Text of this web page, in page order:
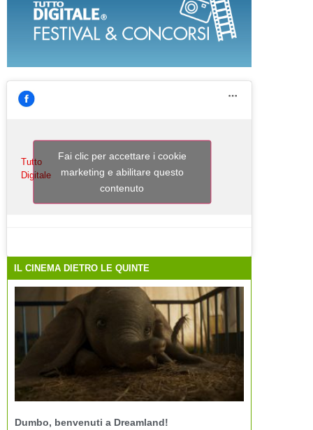
Tutto
Digitale
Fai clic per accettare i cookie
marketing e abilitare questo
contenuto
IL CINEMA DIETRO LE QUINTE
Dumbo, benvenuti a Dreamland!